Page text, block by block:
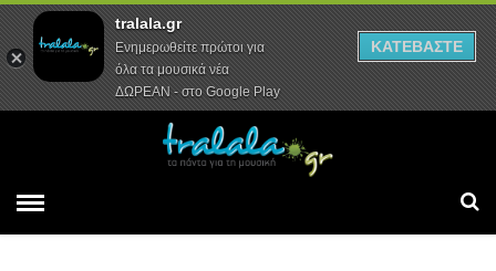
Αρχική Συνεντεύξεις Ρεπορτάζ
tralala.gr
Ενημερωθείτε πρώτοι για
όλα τα μουσικά νέα
ΔΩΡΕΑΝ - στο Google Play
ΚΑΤΕΒΑΣΤΕ